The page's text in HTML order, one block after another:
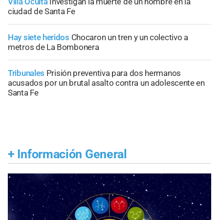
ciudad de Santa Fe
Hay siete heridos Chocaron un tren y un colectivo a
metros de La Bombonera
Tribunales Prisión preventiva para dos hermanos
acusados por un brutal asalto contra un adolescente en
Santa Fe
+ Información General